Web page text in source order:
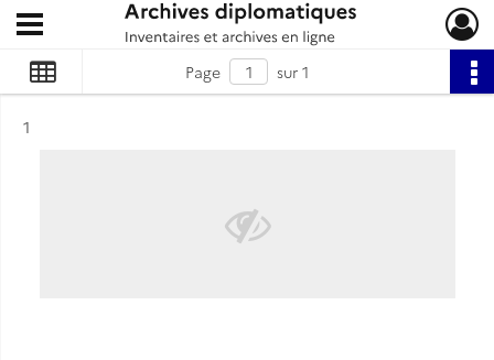
Archives diplomatiques
Ouvrir le menu déroulant
Page sur 1
Résultat n°
1